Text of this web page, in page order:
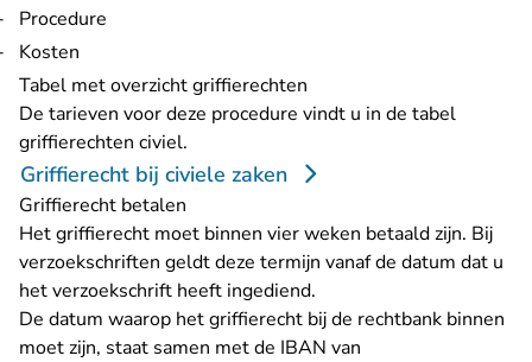
Procedure
Kosten
Tabel met overzicht griffierechten
De tarieven voor deze procedure vindt u in de tabel
griffierechten civiel.
Griffierecht bij civiele zaken
Griffierecht betalen
Het griffierecht moet binnen vier weken betaald zijn. Bij
verzoekschriften geldt deze termijn vanaf de datum dat u
het verzoekschrift heeft ingediend.
De datum waarop het griffierecht bij de rechtbank binnen
moet zijn, staat samen met de IBAN van